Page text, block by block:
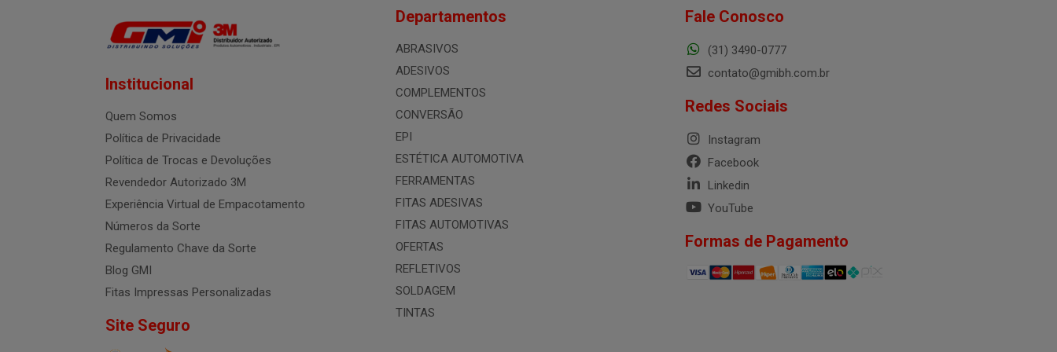
Institucional
Quem Somos
Política de Privacidade
Política de Trocas e Devoluções
Revendedor Autorizado 3M
Experiência Virtual de Empacotamento
Números da Sorte
Regulamento Chave da Sorte
Blog GMI
Fitas Impressas Personalizadas
Site Seguro
Departamentos
ABRASIVOS
ADESIVOS
COMPLEMENTOS
CONVERSÃO
EPI
ESTÉTICA AUTOMOTIVA
FERRAMENTAS
FITAS ADESIVAS
FITAS AUTOMOTIVAS
OFERTAS
REFLETIVOS
SOLDAGEM
TINTAS
Fale Conosco
(31) 3490-0777
contato@gmibh.com.br
Redes Sociais
Instagram
Facebook
Linkedin
YouTube
Formas de Pagamento